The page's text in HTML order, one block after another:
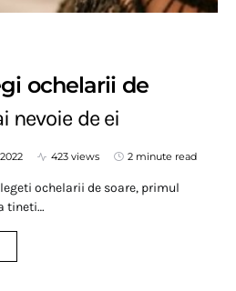
ochelarii de
nevoie de ei
423 views 2 minute read
ochelarii de soare, primul
tineti…